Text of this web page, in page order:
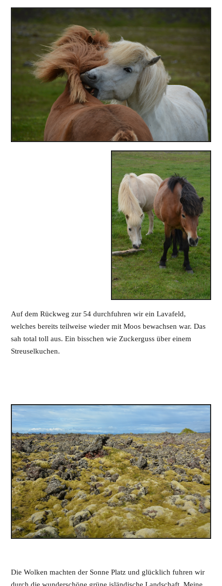
Auf dem Rückweg zur 54 durchfuhren wir ein Lavafeld,
welches bereits teilweise wieder mit Moos bewachsen war. Das
sah total toll aus. Ein bisschen wie Zuckerguss über einem
Streuselkuchen.
Die Wolken machten der Sonne Platz und glücklich fuhren wir
durch die wunderschöne grüne isländische Landschaft. Meine